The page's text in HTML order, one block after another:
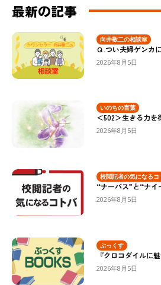
最新の記事
向井敬二の相談室
Ｑ.つい夫婦ゲンカ
2026年8月5日
いのちの言葉
＜502＞生きる力を
2026年8月5日
校閲記者の気になるコ
“ナーバス”と“ナイ
2026年8月5日
ぶっくす
『クロコダイルに
2026年8月5日